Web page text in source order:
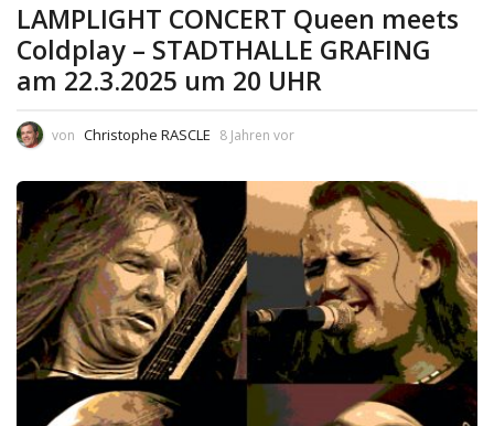
LAMPLIGHT CONCERT Queen meets
Coldplay – STADTHALLE GRAFING
am 22.3.2025 um 20 UHR
von Christophe RASCLE 8 Jahren vor